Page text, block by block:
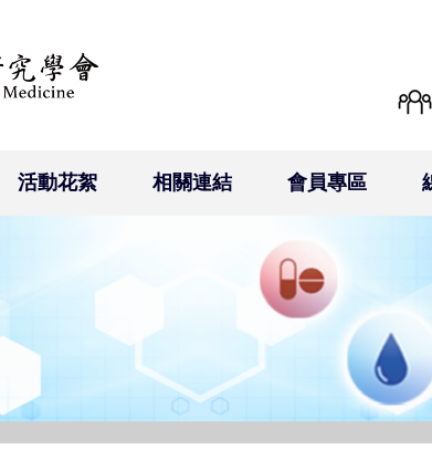
活動花絮 相關連結 會員專區